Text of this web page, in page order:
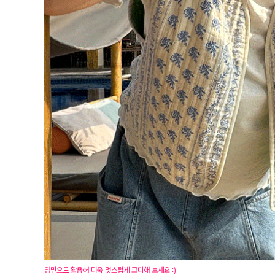
양면으로 활용해 더욱 멋스럽게 코디해 보세요 :)